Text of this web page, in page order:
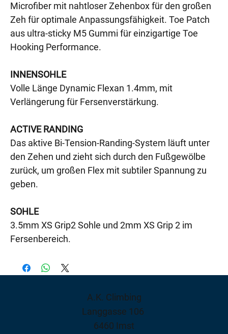
Microfiber mit nahtloser Zehenbox für den großen
Zeh für optimale Anpassungsfähigkeit. Toe Patch
aus ultra-sticky M5 Gummi für einzigartige Toe
Hooking Performance.
INNENSOHLE
Volle Länge Dynamic Flexan 1.4mm, mit
Verlängerung für Fersenverstärkung.
ACTIVE RANDING
Das aktive Bi-Tension-Randing-System läuft unter
den Zehen und zieht sich durch den Fußgewölbe
zurück, um großen Flex mit subtiler Spannung zu
geben.
SOHLE
3.5mm XS Grip2 Sohle und 2mm XS Grip 2 im
Fersenbereich.
A.K. Climbing
Langgasse 106
6460 Imst